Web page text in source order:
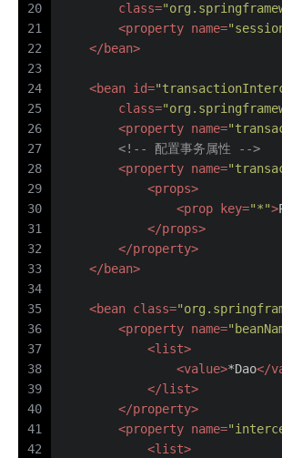
20
21
22
23
24
25
26
27
28
29
30
31
32
33
34
35
36
37
38
39
40
41
42
class=
<property name=
</bean>
<bean id=
class=
<property name=
<!-- 配置事务属性 -->
<property name=
<props>
<prop key="*">
</props>
</property>
</bean>
<bean class=
<property name=
<list>
<value>*Dao</
</list>
</property>
<property name=
<list>